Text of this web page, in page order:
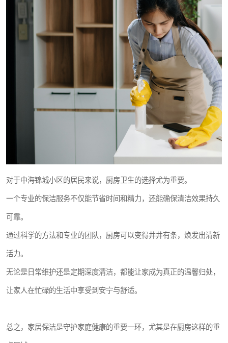
对于中海锦城小区的居民来说，厨房卫生的选择尤为重要。
一个专业的保洁服务不仅能节省时间和精力，还能确保清洁效果持久
可靠。
通过科学的方法和专业的团队，厨房可以变得井井有条，焕发出清新
活力。
无论是日常维护还是定期深度清洁，都能让家成为真正的温馨归处，
让家人在忙碌的生活中享受到安宁与舒适。
总之，家居保洁是守护家庭健康的重要一环，尤其是在厨房这样的重